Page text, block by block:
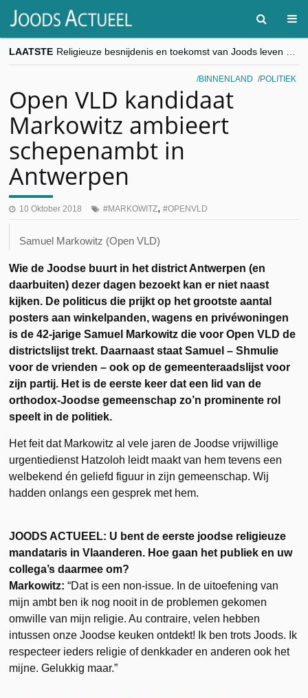
LAATSTE
“Besnijdenisdebat toont hoe moeilijk seculiere Westen minderheden begrijpt”, Jinnih Beels (Vooruit)
CITYTRIP | ROEMENIË – Boekarest: de verrassing van Oost-Europa
BINNENLAND POLITIEK
Open VLD kandidaat
Markowitz ambieert
schepenambt in
Antwerpen
10 Oktober 2018 MARKOWITZ, OPENVLD
Samuel Markowitz (Open VLD)
Wie de Joodse buurt in het district Antwerpen (en
daarbuiten) dezer dagen bezoekt kan er niet naast
kijken. De politicus die prijkt op het grootste aantal
posters aan winkelpanden, wagens en privéwoningen
is de 42-jarige Samuel Markowitz die voor Open VLD de
districtslijst trekt. Daarnaast staat Samuel – Shmulie
voor de vrienden – ook op de gemeenteraadslijst voor
zijn partij. Het is de eerste keer dat een lid van de
orthodox-Joodse gemeenschap zo’n prominente rol
speelt in de politiek.
Het feit dat Markowitz al vele jaren de Joodse vrijwillige
urgentiedienst Hatzoloh leidt maakt van hem tevens een
welbekend én geliefd figuur in zijn gemeenschap. Wij
hadden onlangs een gesprek met hem.
JOODS ACTUEEL: U bent de eerste joodse religieuze
mandataris in Vlaanderen. Hoe gaan het publiek en uw
collega’s daarmee om?
Markowitz: “Dat is een non-issue. In de uitoefening van
mijn ambt ben ik nog nooit in de problemen gekomen
omwille van mijn religie. Au contraire, velen hebben
intussen onze Joodse keuken ontdekt! Ik ben trots Joods. Ik
respecteer ieders religie of denkkader en anderen ook het
mijne. Gelukkig maar.”